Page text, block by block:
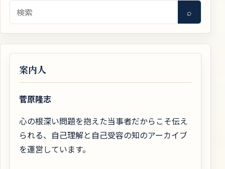
検索 ⌕
案内人
菅原隆志
心の根深い問題を抱えた当事者だからこそ伝え
られる、自己理解と自己受容の知のアーカイブ
を運営しています。